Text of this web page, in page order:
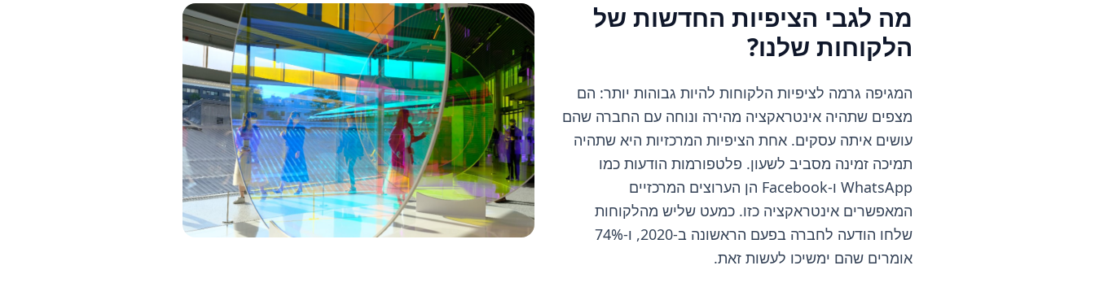
מה לגבי הציפיות החדשות של
הלקוחות שלנו?
המגיפה גרמה לציפיות הלקוחות להיות גבוהות יותר: הם
מצפים שתהיה אינטראקציה מהירה ונוחה עם החברה שהם
עושים איתה עסקים. אחת הציפיות המרכזיות היא שתהיה
תמיכה זמינה מסביב לשעון. פלטפורמות הודעות כמו
WhatsApp ו-Facebook הן הערוצים המרכזיים
המאפשרים אינטראקציה כזו. כמעט שליש מהלקוחות
שלחו הודעה לחברה בפעם הראשונה ב-2020, ו-74%
אומרים שהם ימשיכו לעשות זאת.